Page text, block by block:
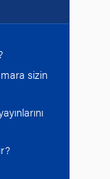
sizin